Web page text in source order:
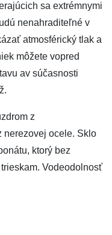
sa extrémnymi
nenahraditeľné v
atmosférický tlak a
môžete vopred
av súčasnosti
z
nerezovej ocele. Sklo
ktorý bez
Vodeodolnosť